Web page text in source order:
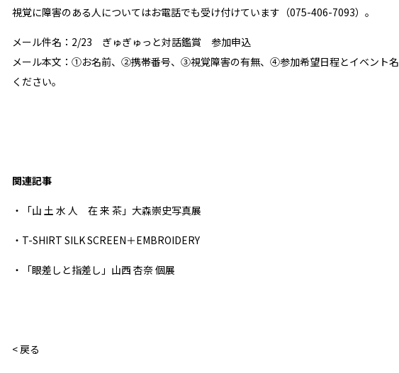
視覚に障害のある人についてはお電話でも受け付けています（075-406-7093）。
メール件名：2/23 ぎゅぎゅっと対話鑑賞 参加申込
メール本文：①お名前、②携帯番号、③視覚障害の有無、④参加希望日程とイベント
ください。
関連記事
・「山 土 水 人 在 来 茶」大森崇史写真展
・T-SHIRT SILK SCREEN＋EMBROIDERY
・「眼差しと指差し」山西 杏奈 個展
< 戻る